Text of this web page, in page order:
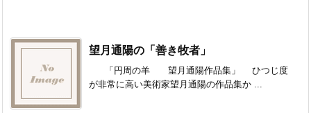
望月通陽の「善き牧者」
「円周の羊 望月通陽作品集」 ひつじ度
が非常に高い美術家望月通陽の作品集か ...